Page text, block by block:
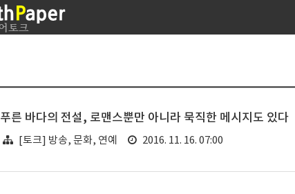
푸른 바다의 전설, 로맨스뿐만 아니라 묵직한 메시지도 있다
[토크] 방송, 문화, 연예 2016. 11. 16. 07:00